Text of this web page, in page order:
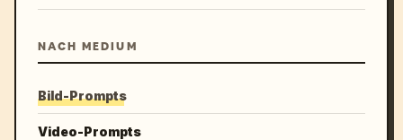
NACH MEDIUM
Bild-Prompts
Video-Prompts